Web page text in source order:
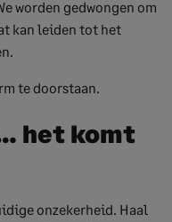
worden gedwongen om
kan leiden tot het
te doorstaan.
het komt
onzekerheid. Haal